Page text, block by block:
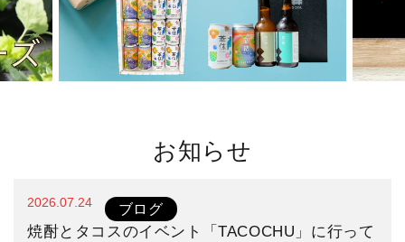
ウイスキー
泡盛
ワイン
お知らせ
2026.07.24 ブログ
焼酎とタコスのイベント「TACOCHU」に行って